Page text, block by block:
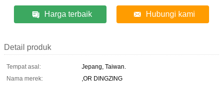
Harga terbaik Hubungi kami
Detail produk
Tempat asal:
Jepang, Taiwan.
Nama merek:
,OR DINGZING